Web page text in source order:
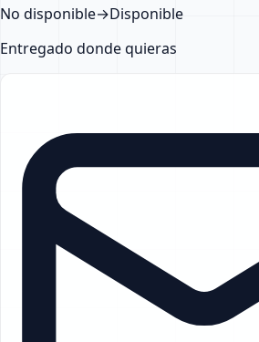
No disponible→Disponible
Entregado donde quieras